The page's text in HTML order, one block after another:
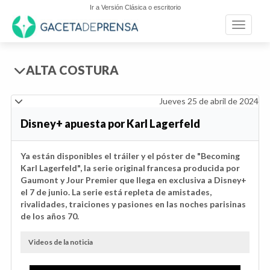
Ir a Versión Clásica o escritorio
Toggle
ALTA COSTURA
Jueves 25 de abril de 2024
Disney+ apuesta por Karl Lagerfeld
Ya están disponibles el tráiler y el póster de "Becoming
Karl Lagerfeld", la serie original francesa producida por
Gaumont y Jour Premier que llega en exclusiva a Disney+
el 7 de junio. La serie está repleta de amistades,
rivalidades, traiciones y pasiones en las noches parisinas
de los años 70.
Videos de la noticia